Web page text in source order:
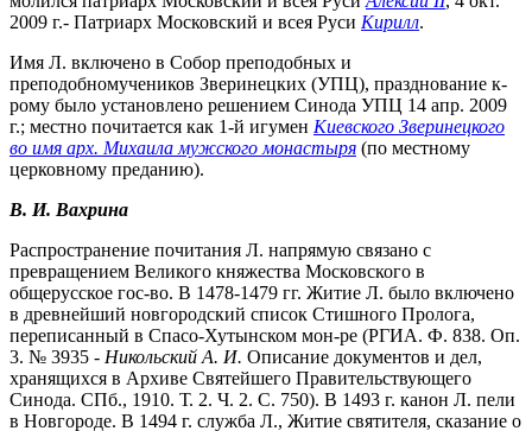
2009 г.- Патриарх Московский и всея Руси Кирилл.
Имя Л. включено в Собор преподобных и
преподобномучеников Зверинецких (УПЦ), празднование к-
рому было установлено решением Синода УПЦ 14 апр. 2009
г.; местно почитается как 1-й игумен Киевского Зверинецкого
во имя арх. Михаила мужского монастыря (по местному
церковному преданию).
В. И. Вахрина
Распространение почитания Л. напрямую связано с
превращением Великого княжества Московского в
общерусское гос-во. В 1478-1479 гг. Житие Л. было включено
в древнейший новгородский список Стишного Пролога,
переписанный в Спасо-Хутынском мон-ре (РГИА. Ф. 838. Оп.
3. № 3935 - Никольский А. И. Описание документов и дел,
хранящихся в Архиве Святейшего Правительствующего
Синода. СПб., 1910. Т. 2. Ч. 2. С. 750). В 1493 г. канон Л. пели
в Новгороде. В 1494 г. служба Л., Житие святителя, сказание о